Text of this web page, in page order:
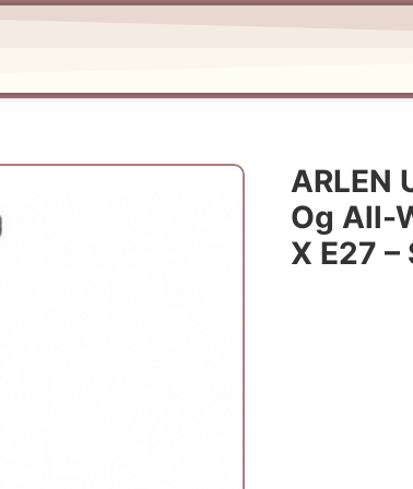
ARLEN
Og All-
X E27